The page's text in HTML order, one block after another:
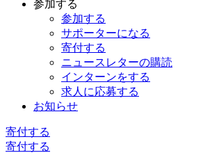
参加する
参加する
サポーターになる
寄付する
ニュースレターの購読
インターンをする
求人に応募する
お知らせ
寄付する
寄付する